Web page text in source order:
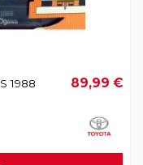
1988
89,99 €